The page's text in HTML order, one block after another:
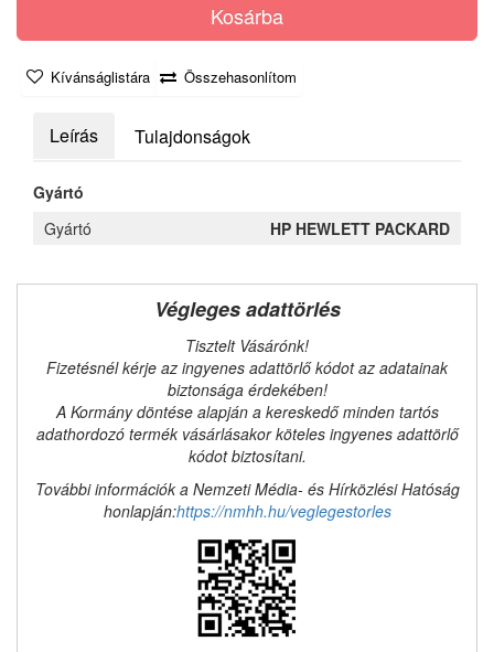
Kosárba
Kívánságlistára Összehasonlítom
Leírás Tulajdonságok
Gyártó
Gyártó
HP HEWLETT PACKARD
Végleges adattörlés
Tisztelt Vásárónk!
Fizetésnél kérje az ingyenes adattörlő kódot az adatainak
biztonsága érdekében!
A Kormány döntése alapján a kereskedő minden tartós
adathordozó termék vásárlásakor köteles ingyenes adattörlő
kódot biztosítani.
További információk a Nemzeti Média- és Hírközlési Hatóság
honlapján:https://nmhh.hu/veglegestorles